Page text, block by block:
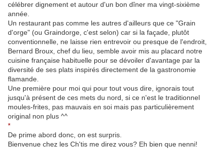
célébrer dignement et autour d'un bon dîner ma vingt-sixième
année.
Un restaurant pas comme les autres d'ailleurs que ce "Grain
d'orge" (ou Graindorge, c'est selon) car si la façade, plutôt
conventionnelle, ne laisse rien entrevoir ou presque de l'endroit,
Bernard Broux, chef du lieu, semble avoir mis au placard notre
cuisine française habituelle pour se dévoiler d'avantage par la
diversité de ses plats inspirés directement de la gastronomie
flamande.
Une première pour moi qui pour tout vous dire, ignorais tout
jusqu'à présent de ces mets du nord, si ce n'est le traditionnel
moules-frites, pas mauvais en soi mais pas particulièrement
original non plus ^^
*
De prime abord donc, on est surpris.
Bienvenue chez les Ch'tis me direz vous? Eh bien que nenni!